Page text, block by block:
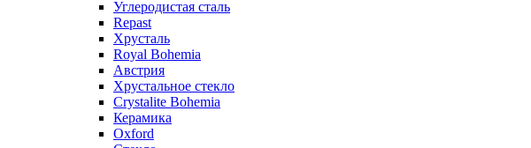
Углеродистая сталь
Repast
Хрусталь
Royal Bohemia
Австрия
Хрустальное стекло
Crystalite Bohemia
Керамика
Oxford